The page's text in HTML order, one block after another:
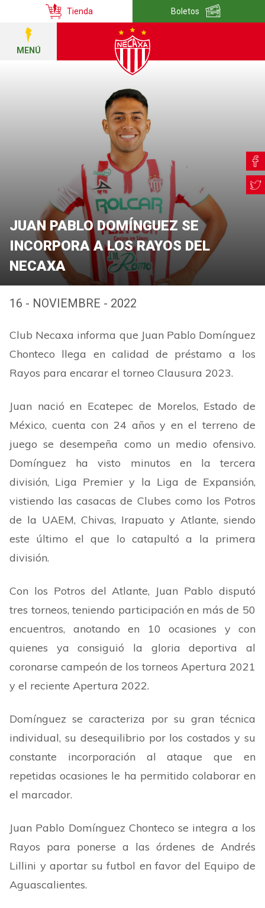
Tienda Boletos
MENÚ
JUAN PABLO DOMÍNGUEZ SE
INCORPORA A LOS RAYOS DEL
NECAXA
16 - NOVIEMBRE - 2022
Club Necaxa informa que Juan Pablo Domínguez
Chonteco llega en calidad de préstamo a los
Rayos para encarar el torneo Clausura 2023.
Juan nació en Ecatepec de Morelos, Estado de
México, cuenta con 24 años y en el terreno de
juego se desempeña como un medio ofensivo.
Domínguez ha visto minutos en la tercera
división, Liga Premier y la Liga de Expansión,
vistiendo las casacas de Clubes como los Potros
de la UAEM, Chivas, Irapuato y Atlante, siendo
este último el que lo catapultó a la primera
división.
Con los Potros del Atlante, Juan Pablo disputó
tres torneos, teniendo participación en más de 50
encuentros, anotando en 10 ocasiones y con
quienes ya consiguió la gloria deportiva al
coronarse campeón de los torneos Apertura 2021
y el reciente Apertura 2022.
Domínguez se caracteriza por su gran técnica
individual, su desequilibrio por los costados y su
constante incorporación al ataque que en
repetidas ocasiones le ha permitido colaborar en
el marcador.
Juan Pablo Domínguez Chonteco se integra a los
Rayos para ponerse a las órdenes de Andrés
Lillini y aportar su futbol en favor del Equipo de
Aguascalientes.